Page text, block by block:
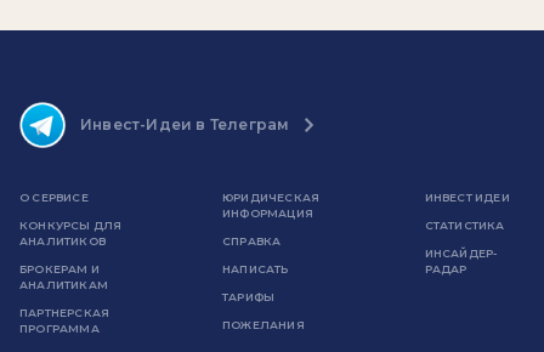
Инвест-Идеи в Телеграм
О СЕРВИСЕ
КОНКУРСЫ ДЛЯ
АНАЛИТИКОВ
БРОКЕРАМ И
АНАЛИТИКАМ
ПАРТНЕРСКАЯ
ПРОГРАММА
ЮРИДИЧЕСКАЯ
ИНФОРМАЦИЯ
СПРАВКА
НАПИСАТЬ
ТАРИФЫ
ПОЖЕЛАНИЯ
ИНВЕСТ ИДЕИ
СТАТИСТИКА
ИНСАЙДЕР-
РАДАР